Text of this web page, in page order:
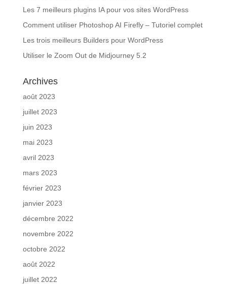
Les 7 meilleurs plugins IA pour vos sites WordPress
Comment utiliser Photoshop AI Firefly – Tutoriel complet
Les trois meilleurs Builders pour WordPress
Utiliser le Zoom Out de Midjourney 5.2
Archives
août 2023
juillet 2023
juin 2023
mai 2023
avril 2023
mars 2023
février 2023
janvier 2023
décembre 2022
novembre 2022
octobre 2022
août 2022
juillet 2022